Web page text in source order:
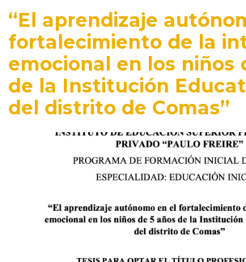
“El aprendizaje
fortalecimiento de la
emocional en los niños
de la Institución
del distrito de Comas”